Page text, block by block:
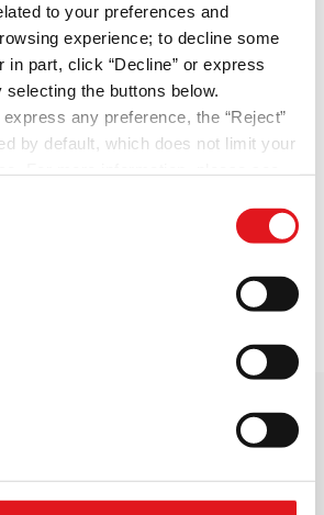
to your preferences and
experience; to decline some
in part, click “Decline” or express
the buttons below.
any preference, the “Reject”
by default, which does not limit your
d’expériencedans les solutions
peut vous aider à
votre réputation pour faire
en boîte de réception.
une solutionServeur SMTP
des connaissances
FAI et ESP, construite pour
délivrabilité les plus critiques.